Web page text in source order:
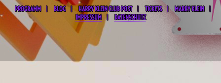
PROGRAMM BLOG HARRY KLEIN CLUB POST TICKETS
MARRY KLEIN
IMPRESSUM
DATENSCHUTZ